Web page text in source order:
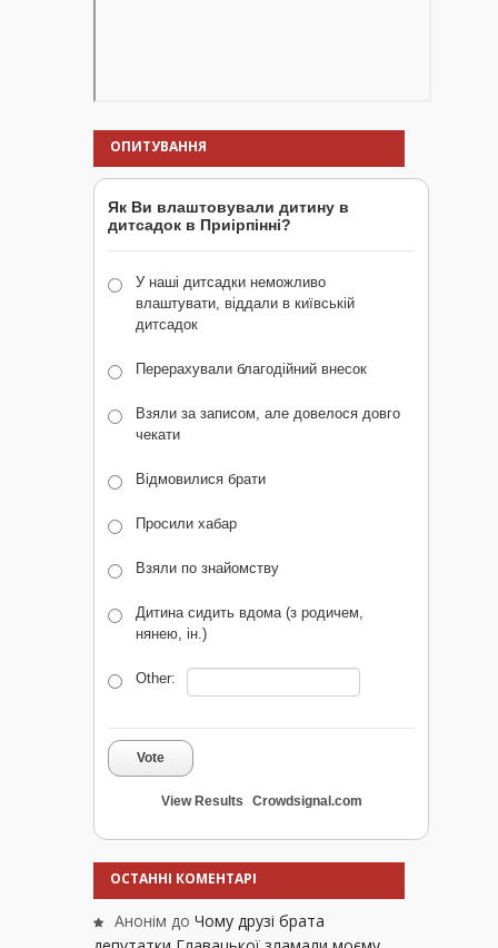
ОПИТУВАННЯ
Як Ви влаштовували дитину в
дитсадок в Приірпінні?
У наші дитсадки неможливо
влаштувати, віддали в київській
дитсадок
Перерахували благодійний внесок
Взяли за записом, але довелося довго
чекати
Відмовилися брати
Просили хабар
Взяли по знайомству
Дитина сидить вдома (з родичем,
нянею, ін.)
Other:
Vote
View Results Crowdsignal.com
ОСТАННІ КОМЕНТАРІ
Анонім до Чому друзі брата